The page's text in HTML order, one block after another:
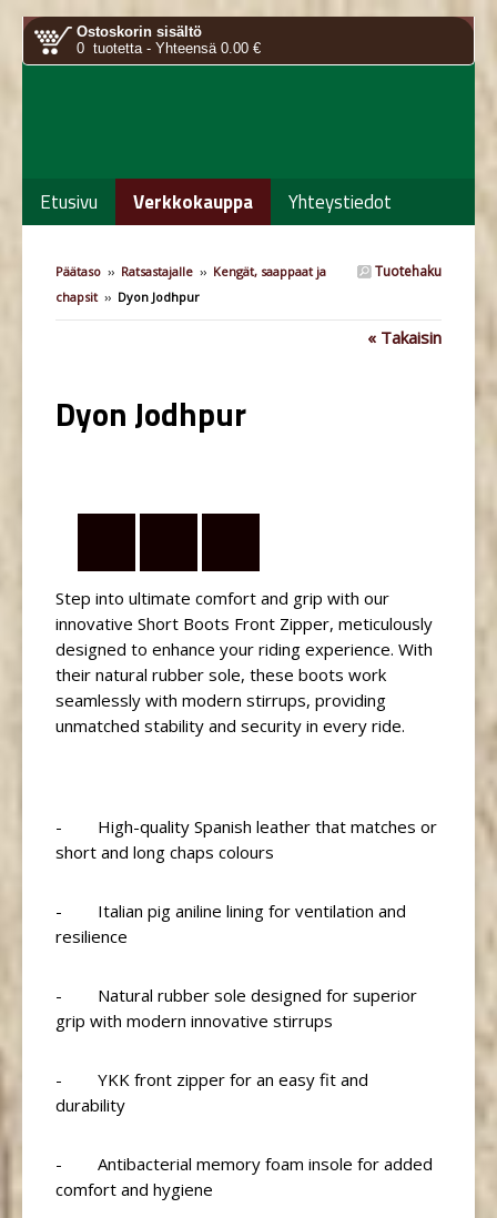
Ostoskorin sisältö
0 tuotetta - Yhteensä 0.00 €
Etusivu Verkkokauppa Yhteystiedot
Tuotehaku
Päätaso ›› Ratsastajalle ›› Kengät, saappaat ja
chapsit›› Dyon Jodhpur
« Takaisin
Dyon Jodhpur
Step into ultimate comfort and grip with our
innovative Short Boots Front Zipper, meticulously
designed to enhance your riding experience. With
their natural rubber sole, these boots work
seamlessly with modern stirrups, providing
unmatched stability and security in every ride.
- High-quality Spanish leather that matches or
short and long chaps colours
- Italian pig aniline lining for ventilation and
resilience
- Natural rubber sole designed for superior
grip with modern innovative stirrups
- YKK front zipper for an easy fit and
durability
- Antibacterial memory foam insole for added
comfort and hygiene